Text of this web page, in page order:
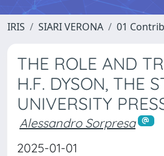
IRIS SIARI VERONA 01
THE ROLE AND
H.F. DYSON, THE
UNIVERSITY
Alessandro Sorpresa
2025-01-01